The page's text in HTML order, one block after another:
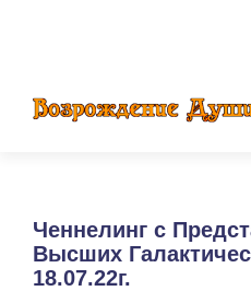
Ченнелинг с
Высших
18.07.22г.